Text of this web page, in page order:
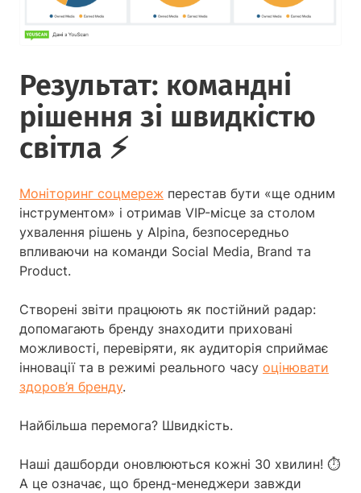
Результат: командні
рішення зі швидкістю
світла ⚡
Моніторинг соцмереж перестав бути «ще одним
інструментом» і отримав VIP-місце за столом
ухвалення рішень у Alpina, безпосередньо
впливаючи на команди Social Media, Brand та
Product.
Створені звіти працюють як постійний радар:
допомагають бренду знаходити приховані
можливості, перевіряти, як аудиторія сприймає
інновації та в режимі реального часу оцінювати
здоров’я бренду.
Найбільша перемога? Швидкість.
Наші дашборди оновлюються кожні 30 хвилин! ⏱️
А це означає, що бренд-менеджери завжди